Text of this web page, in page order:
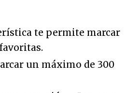
te permite marcar
un máximo de 300